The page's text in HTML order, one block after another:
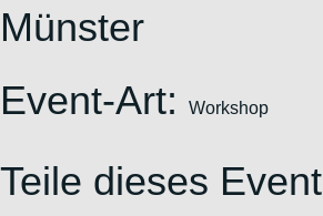
Münster
Event-Art:
Workshop
Teile dieses Event